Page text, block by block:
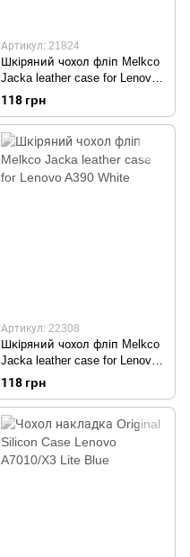
Артикул: 21824
Шкіряний чохол фліп Melkco
Jacka leather case for Lenovo
K900 White
118 грн
Артикул: 22308
Шкіряний чохол фліп Melkco
Jacka leather case for Lenovo
A390 White
118 грн